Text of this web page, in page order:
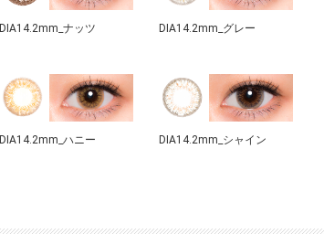
DIA14.2mm_ナッツ DIA14.2mm_グレー
DIA14.2mm_ハニー DIA14.2mm_シャイン